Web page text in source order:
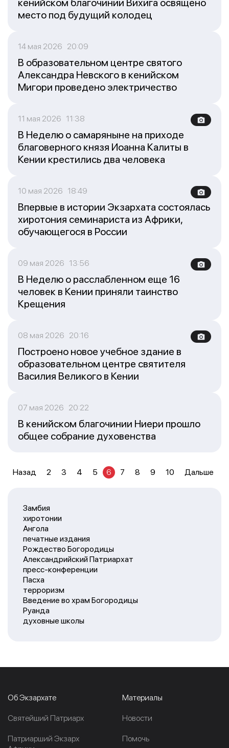
Замбия
хиротонии
Ангола
печатные издания
Рождество Богородицы
Александрийский Патриархат
пресс-конференции
Пасха
терроризм
Введение во храм Богородицы
Руанда
духовные школы
кенийском благочинии Вихига освящено
место под будущий колодец
14 мая 2026 20:09
В образовательном центре святого
Александра Невского в кенийском
Мигори проведено электричество
11 мая 2026 11:38
В Неделю о самаряныне на приходе
благоверного князя Иоанна Калиты в
Кении крестились два человека
10 мая 2026 18:49
Впервые в истории Экзархата состоялась
хиротония семинариста из Африки,
обучающегося в России
09 мая 2026 13:56
В Неделю о расслабленном еще 16
человек в Кении приняли таинство
Крещения
08 мая 2026 20:16
Построено новое учебное здание в
образовательном центре святителя
Василия Великого в Кении
07 мая 2026 20:22
В кенийском благочинии Ниери прошло
общее собрание духовенства
Назад 2 3 4 5 6 7 8 9 10 Дальше
Об Экзархате
Cвятейший Патриарх
Патриарший Экзарх
Материалы
Новости
Помочь